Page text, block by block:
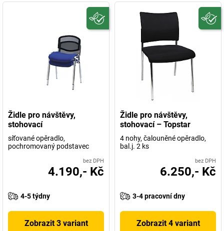
Židle pro návštěvy,
stohovací
síťované opěradlo,
pochromovaný podstavec
bez DPH
4.190,- Kč
4-5 týdny
Zobrazit 3 variant
Židle pro návštěvy,
stohovací – Topstar
4 nohy, čalouněné opěradlo,
bal.j. 2 ks
bez DPH
6.250,- Kč
3-4 pracovní dny
Zobrazit 4 variant